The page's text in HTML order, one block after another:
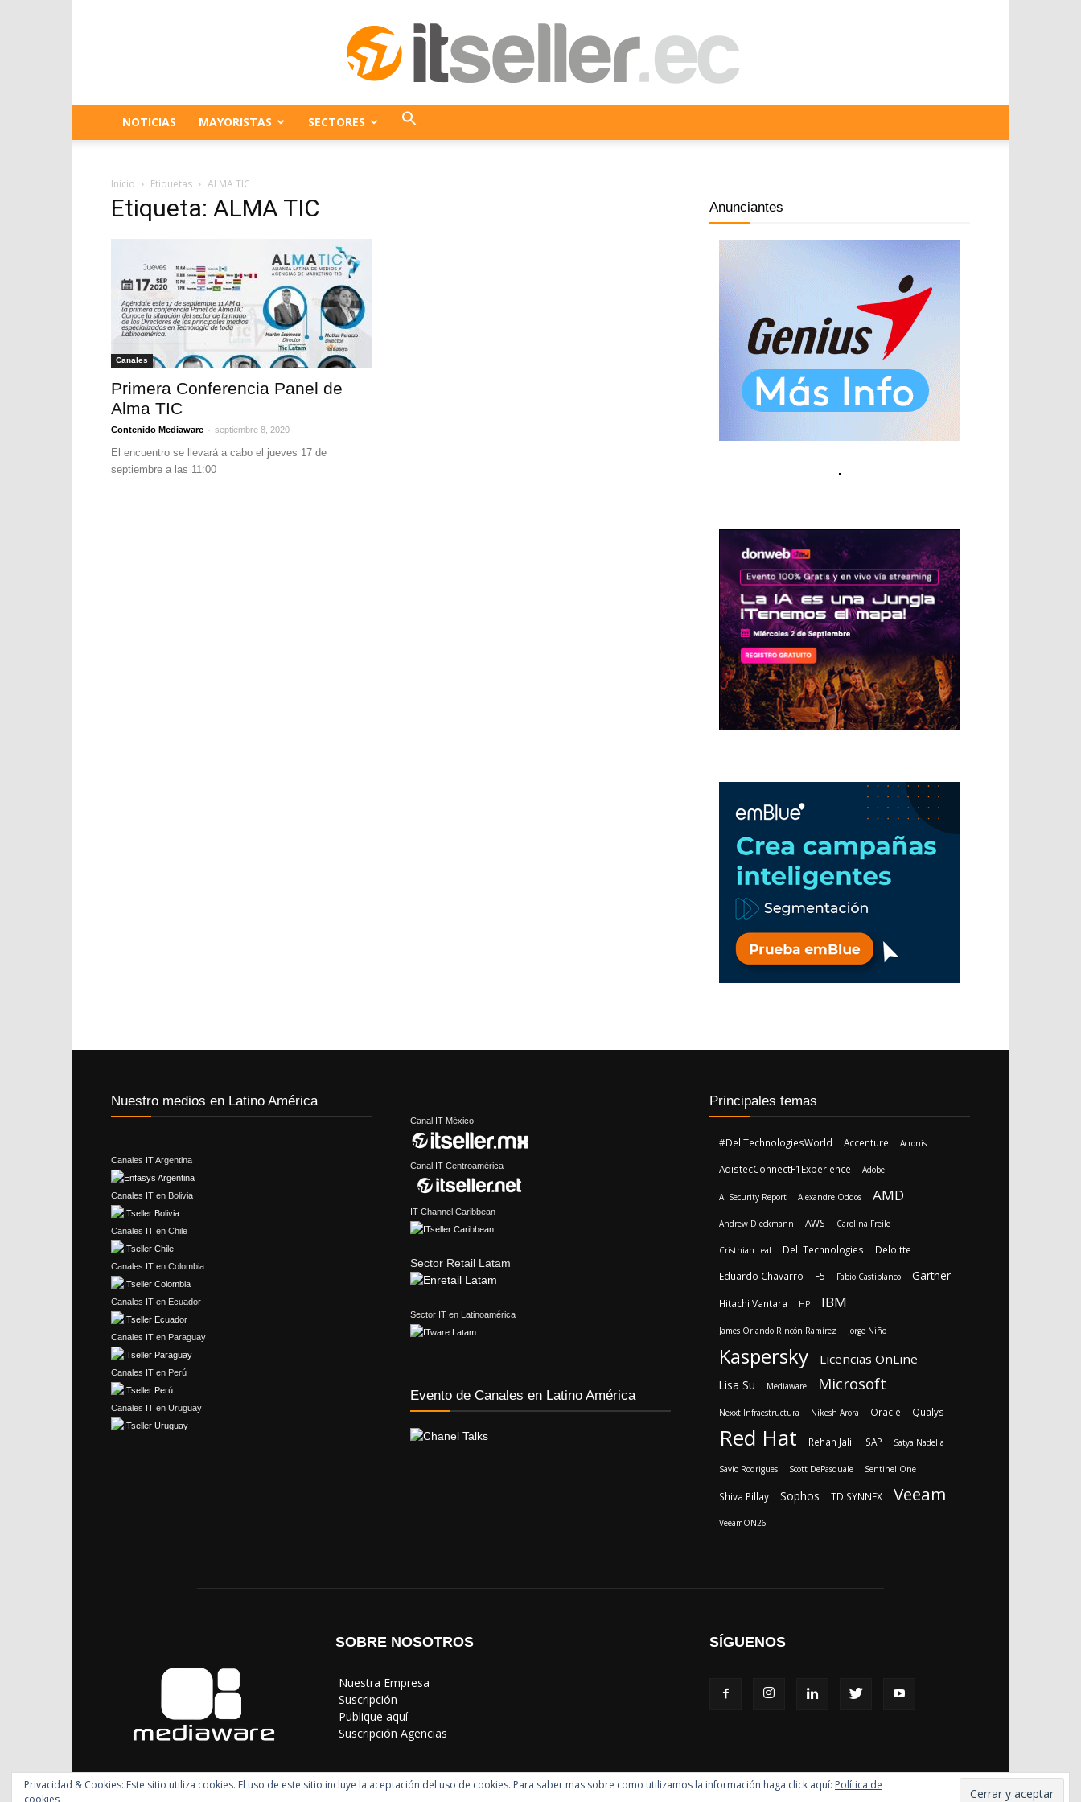
ITseller
NOTICIAS MAYORISTAS SECTORES
Inicio Etiquetas ALMA TIC
Etiqueta: ALMA TIC
Canales
Primera Conferencia Panel de
Alma TIC
Contenido Mediaware - septiembre 8, 2020
El encuentro se llevará a cabo el jueves 17 de
septiembre a las 11:00
Anunciantes
Nuestro medios en Latino América
Canales IT Argentina
Canales IT en Bolivia
Canales IT en Chile
Canales IT en Colombia
Canales IT en Ecuador
Canales IT en Paraguay
Canales IT en Perú
Canales IT en Uruguay
Canal IT México
Canal IT Centroamérica
IT Channel Caribbean
Sector Retail Latam
Sector IT en Latinoamérica
Evento de Canales en Latino América
Principales temas
#DellTechnologiesWorld Accenture Acronis
AdistecConnectF1Experience Adobe
AI Security Report Alexandre Oddos AMD
Andrew Dieckmann AWS Carolina Freile
Cristhian Leal Dell Technologies Deloitte
Eduardo Chavarro F5 Fabio Castiblanco Gartner
Hitachi Vantara HP IBM
James Orlando Rincón Ramírez Jorge Niño
Kaspersky Licencias OnLine
Lisa Su Mediaware Microsoft
Nexxt Infraestructura Nikesh Arora Oracle Qualys
Red Hat Rehan Jalil SAP Satya Nadella
Savio Rodrigues Scott DePasquale Sentinel One
Shiva Pillay Sophos TD SYNNEX Veeam
VeeamON26
SOBRE NOSOTROS
‎ Nuestra Empresa
‎ Suscripción
‎ Publique aquí
‎ Suscripción Agencias
SÍGUENOS
Privacidad & Cookies: Este sitio utiliza cookies. El uso de este sitio incluye la aceptación del uso de cookies. Para saber mas sobre como utilizamos la información haga click aquí: Política de
cookies